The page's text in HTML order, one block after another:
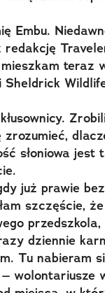
Embu.
redakcję
teraz
Sheldrick
zrozumieć,
słoniowa jest
już prawie bez
szczęście,
przedszkola,
dziennie
Tu nabieram
wolontariusze